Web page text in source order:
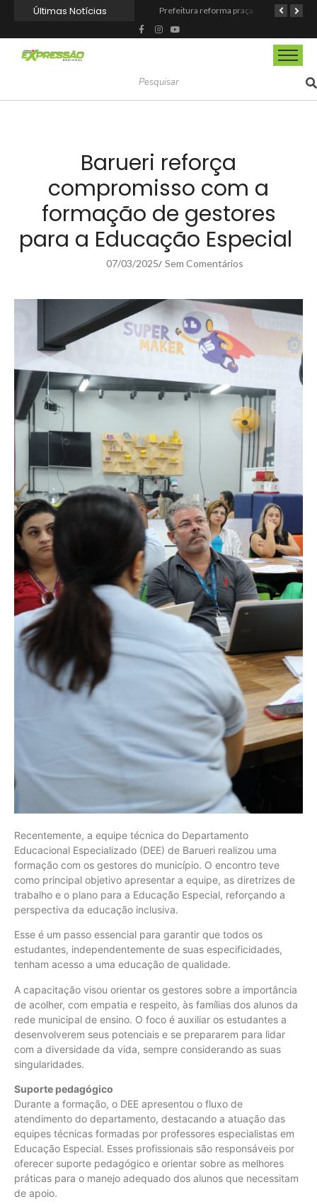
Últimas Notícias
Barueri fortalece o Agosto Lilás com a realização da 1ª Caminhada Prefeitura reforma praça de lazer no Engenho Novo Prefeitura inaugura Espaço Motoboy na Aldeia da Serra e amplia rede de apoio à categoria
Barueri reforça
compromisso com a
formação de gestores
para a Educação Especial
07/03/2025/ Sem Comentários
Recentemente, a equipe técnica do Departamento
Educacional Especializado (DEE) de Barueri realizou uma
formação com os gestores do município. O encontro teve
como principal objetivo apresentar a equipe, as diretrizes de
trabalho e o plano para a Educação Especial, reforçando a
perspectiva da educação inclusiva.
Esse é um passo essencial para garantir que todos os
estudantes, independentemente de suas especificidades,
tenham acesso a uma educação de qualidade.
A capacitação visou orientar os gestores sobre a importância
de acolher, com empatia e respeito, às famílias dos alunos da
rede municipal de ensino. O foco é auxiliar os estudantes a
desenvolverem seus potenciais e se prepararem para lidar
com a diversidade da vida, sempre considerando as suas
singularidades.
Suporte pedagógico
Durante a formação, o DEE apresentou o fluxo de
atendimento do departamento, destacando a atuação das
equipes técnicas formadas por professores especialistas em
Educação Especial. Esses profissionais são responsáveis por
oferecer suporte pedagógico e orientar sobre as melhores
práticas para o manejo adequado dos alunos que necessitam
de apoio.